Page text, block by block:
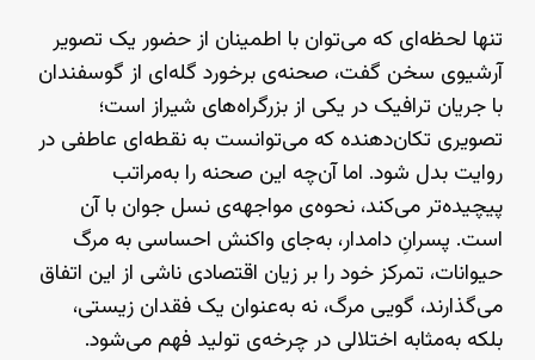
تنها لحظه‌ای که می‌توان با اطمینان از حضور یک تصویر
آرشیوی سخن گفت، صحنه‌ی برخورد گله‌ای از گوسفندان
با جریان ترافیک در یکی از بزرگراه‌های شیراز است؛
تصویری تکان‌دهنده که می‌توانست به نقطه‌ای عاطفی در
روایت بدل شود. اما آن‌چه این صحنه را به‌مراتب
پیچیده‌تر می‌کند، نحوه‌ی مواجهه‌ی نسل جوان با آن
است. پسرانِ دامدار، به‌جای واکنش احساسی به مرگ
حیوانات، تمرکز خود را بر زیان اقتصادی ناشی از این اتفاق
می‌گذارند، گویی مرگ، نه به‌عنوان یک فقدان زیستی،
بلکه به‌مثابه اختلالی در چرخه‌ی تولید فهم می‌شود.